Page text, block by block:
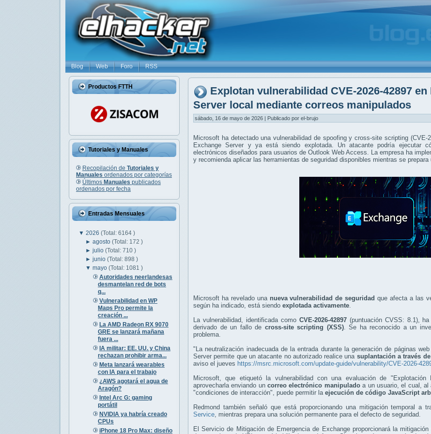
Blog Web Foro RSS
Productos FTTH
Tutoriales y Manuales
Recopilación de Tutoriales y
Manuales ordenados por categorías
Últimos Manuales publicados
ordenados por fecha
Entradas Mensuales
▼ 2026 (Total: 6164 )
►agosto(Total: 172 )
►julio(Total: 710 )
►junio(Total: 898 )
▼mayo(Total: 1081 )
Autoridades neerlandesas
desmantelan red de bots
q...
Vulnerabilidad en WP
Maps Pro permite la
creación ...
La AMD Radeon RX 9070
GRE se lanzará mañana
fuera ...
IA militar: EE. UU. y China
rechazan prohibir arma...
Meta lanzará wearables
con IA para el trabajo
¿AWS agotará el agua de
Aragón?
Intel Arc G: gaming
portátil
NVIDIA ya habría creado
CPUs
iPhone 18 Pro Max: diseño
Explotan vulnerabilidad CVE-2026-42897
Server local mediante correos manipulados
sábado, 16 de mayo de 2026 | Publicado por el-brujo
Microsoft ha detectado una vulnerabilidad de spoofing y cross-site scripting
Exchange Server y ya está siendo explotada. Un atacante podría ejecutar
electrónicos diseñados para usuarios de Outlook Web Access. La empresa ha
y recomienda aplicar las herramientas de seguridad disponibles mientras se prepara
Microsoft ha revelado una nueva vulnerabilidad de seguridad que afecta a las
según ha indicado, está siendo explotada activamente
La vulnerabilidad, identificada como CVE-2026-42897(puntuación CVSS: 8.1),
derivado de un fallo de cross-site scripting (XSS). Se ha reconocido a un
problema.
"La neutralización inadecuada de la entrada durante la generación de páginas
Server permite que un atacante no autorizado realice una suplantación a través
aviso el jueves https://msrc.microsoft.com/update-guide/vulnerability/CVE-2026-
Microsoft, que etiquetó la vulnerabilidad con una evaluación de
aprovecharla enviando uncorreo electrónico manipuladoa un usuario, el cual, al
"condiciones de interacción", puede permitir la ejecución de código JavaScript
Redmond también señaló que está proporcionando una mitigación temporal a
Service , mientras prepara una solución permanente para el defecto de seguridad.
El Servicio de Mitigación de Emergencia de Exchange proporcionará la